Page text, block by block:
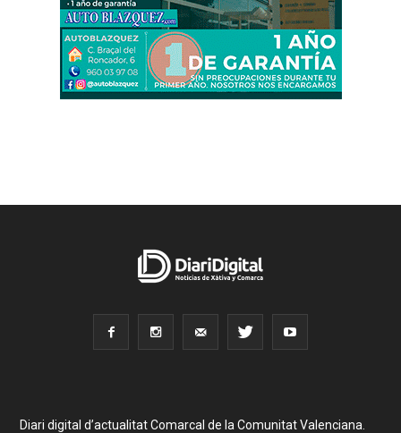
Diari digital d’actualitat Comarcal de la Comunitat Valenciana.